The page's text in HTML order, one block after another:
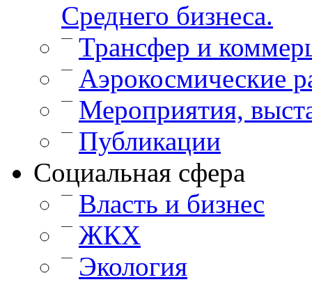
Среднего бизнеса.
— Трансфер и
— Аэрокосмические
— Мероприятия,
— Публикации
Cоциальная сфера
— Власть и бизнес
— ЖКХ
—
Экология